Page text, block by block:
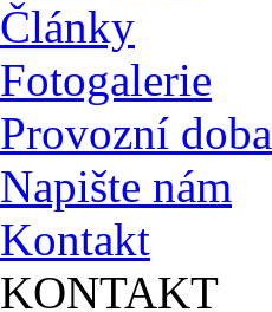
Články
Fotogalerie
Provozní doba
Napište nám
Kontakt
KONTAKT